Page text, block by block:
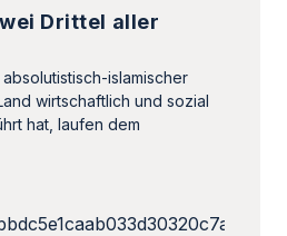
Drittel aller
islamischer
wirtschaftlich und sozial
hat, laufen dem